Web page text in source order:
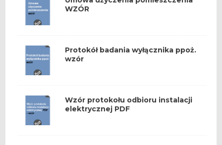
WZÓR
Protokół badania wyłącznika ppoż.
wzór
Wzór protokołu odbioru instalacji
elektrycznej PDF